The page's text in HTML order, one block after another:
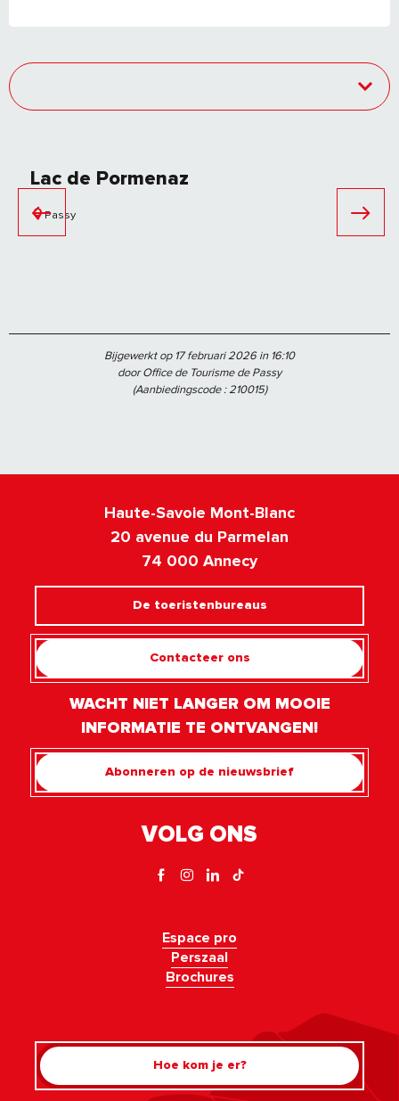
Lac de Pormenaz
Passy
Bijgewerkt op 17 februari 2026 in 16:10
door Office de Tourisme de Passy
(Aanbiedingscode :210015)
Haute-Savoie Mont-Blanc
20 avenue du Parmelan
74 000 Annecy
De toeristenbureaus
Contacteer ons
WACHT NIET LANGER OM MOOIE
INFORMATIE TE ONTVANGEN!
Abonneren op de nieuwsbrief
VOLG ONS
Espace pro
Perszaal
Brochures
Hoe kom je er?